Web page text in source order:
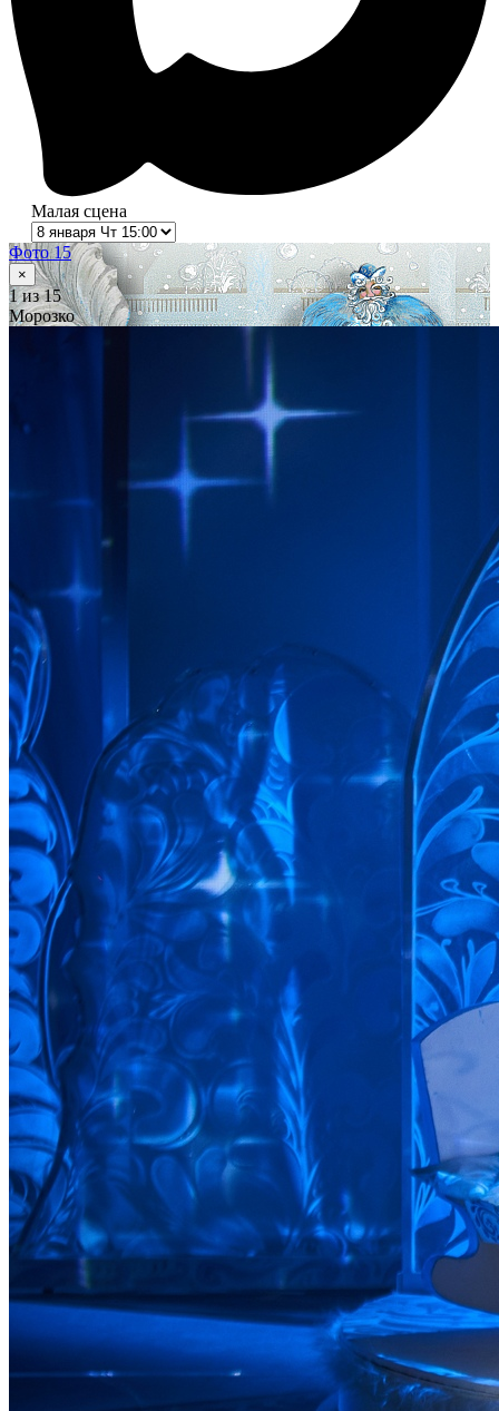
Малая сцена
Фото 15
×
1из 15
Морозко